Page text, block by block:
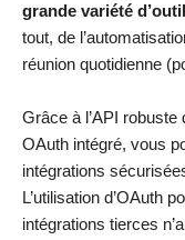
grande variété
tout, de
réunion quotidienne
Grâce à l’API robuste
OAuth intégré, vous
intégrations
L’utilisation d’OAuth
intégrations tierces